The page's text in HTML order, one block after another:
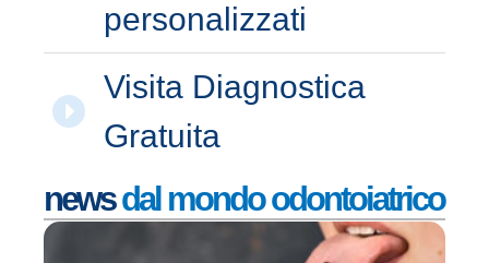
personalizzati
Visita Diagnostica
Gratuita
newsdal mondo odontoiatrico